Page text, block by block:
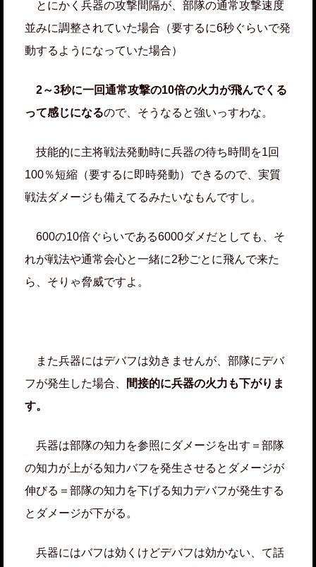
とにかく兵器の攻撃間隔が、部隊の通常攻撃速度
並みに調整されていた場合（要するに6秒ぐらいで発
動するようになっていた場合）
2～3秒に一回通常攻撃の10倍の火力が飛んでくる
って感じになるので、そうなると強いっすわな。
技能的に主将戦法発動時に兵器の待ち時間を1回
100％短縮（要するに即時発動）できるので、実質
戦法ダメージも備えてるみたいなもんですし。
600の10倍ぐらいである6000ダメだとしても、そ
れが戦法や通常会心と一緒に2秒ごとに飛んで来た
ら、そりゃ脅威ですよ。
また兵器にはデバフは効きませんが、部隊にデバ
フが発生した場合、
間接的に兵器の火力も下がりま
す。
兵器は部隊の知力を参照にダメージを出す＝部隊
の知力が上がる知力バフを発生させるとダメージが
伸びる＝部隊の知力を下げる知力デバフが発生する
とダメージが下がる。
兵器にはバフは効くけどデバフは効かない、て話